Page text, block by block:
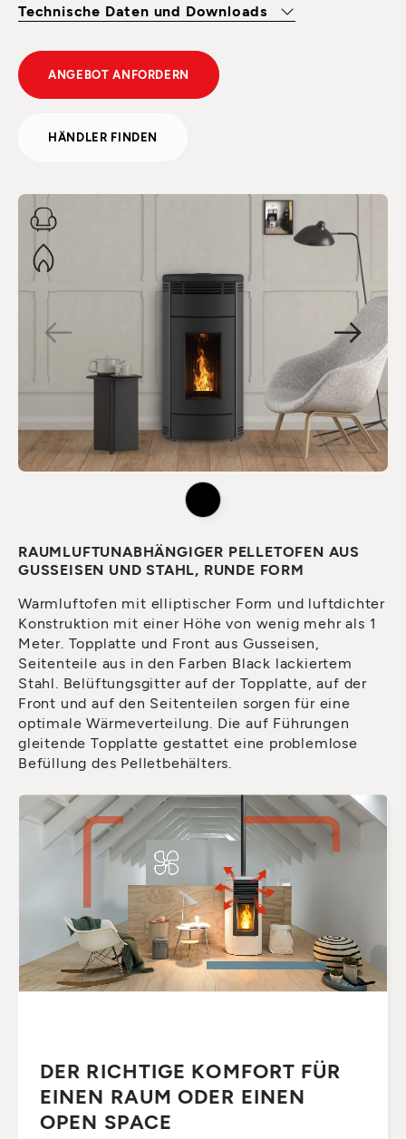
Technische Daten und Downloads
ANGEBOT ANFORDERN
HÄNDLER FINDEN
RAUMLUFTUNABHÄNGIGER PELLETOFEN AUS
GUSSEISEN UND STAHL, RUNDE FORM
Warmluftofen mit elliptischer Form und luftdichter
Konstruktion mit einer Höhe von wenig mehr als 1
Meter. Topplatte und Front aus Gusseisen,
Seitenteile aus in den Farben Black lackiertem
Stahl. Belüftungsgitter auf der Topplatte, auf der
Front und auf den Seitenteilen sorgen für eine
optimale Wärmeverteilung. Die auf Führungen
gleitende Topplatte gestattet eine problemlose
Befüllung des Pelletbehälters.
DER RICHTIGE KOMFORT FÜR
EINEN RAUM ODER EINEN
OPEN SPACE